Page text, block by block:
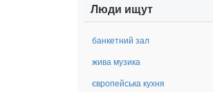
Люди ищут
банкетний зал
жива музика
європейська кухня